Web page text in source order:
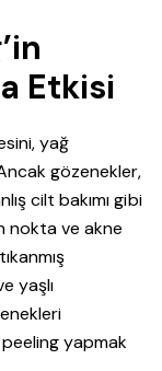
Etkisi
yağ
gözenekler,
cilt bakımı gibi
nokta ve akne
yaşlı
peeling yapmak